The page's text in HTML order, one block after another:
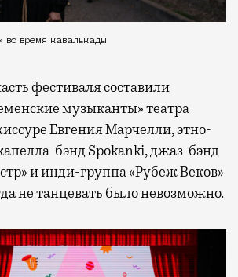
во время кавалькады
фестиваля составили
музыканты» театра
Евгения Марчелли, этно-
бэнд Spokanki, джаз-бэнд
и инди-группа «Рубеж Веков»
не танцевать было невозможно.